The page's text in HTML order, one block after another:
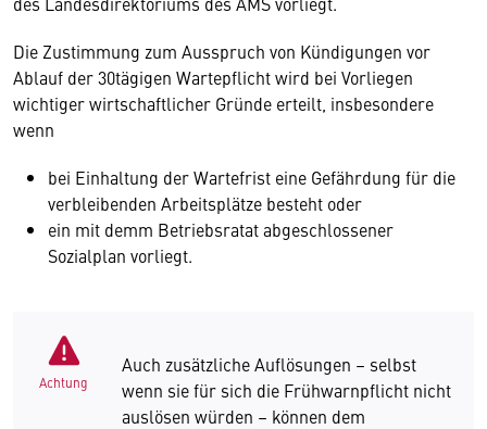
Die Zustimmung zum Ausspruch von Kündigungen vor
Ablauf der 30tägigen Wartepflicht wird bei Vorliegen
wichtiger wirtschaftlicher Gründe erteilt, insbesondere
wenn
bei Einhaltung der Wartefrist eine Gefährdung für die
verbleibenden Arbeitsplätze besteht oder
ein mit demm Betriebsratat abgeschlossener
Sozialplan vorliegt.
Achtung
Auch zusätzliche Auflösungen – selbst
wenn sie für sich die Frühwarnpflicht nicht
auslösen würden – können dem